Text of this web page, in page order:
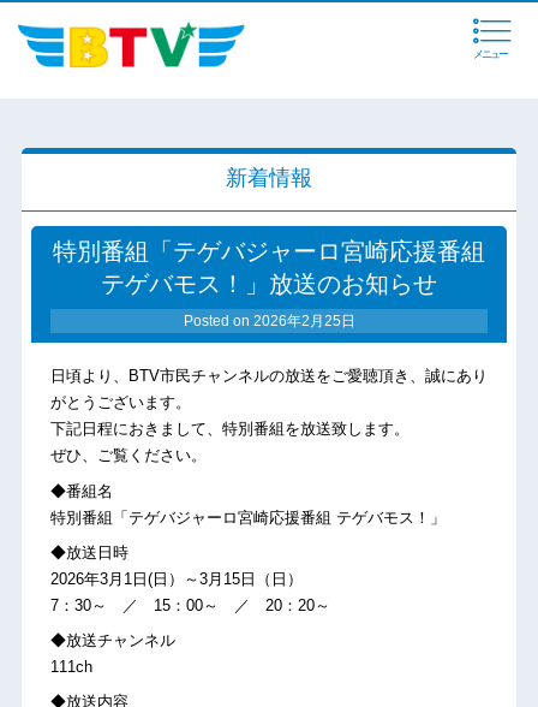
メニュー
新着情報
特別番組「テゲバジャーロ宮崎応援番組
テゲバモス！」放送のお知らせ
Posted on 2026年2月25日
日頃より、BTV市民チャンネルの放送をご愛聴頂き、誠にあり
がとうございます。
下記日程におきまして、特別番組を放送致します。
ぜひ、ご覧ください。
◆番組名
特別番組「テゲバジャーロ宮崎応援番組 テゲバモス！」
◆放送日時
2026年3月1日(日）～3月15日（日）
7：30～ ／ 15：00～ ／ 20：20～
◆放送チャンネル
111ch
◆放送内容